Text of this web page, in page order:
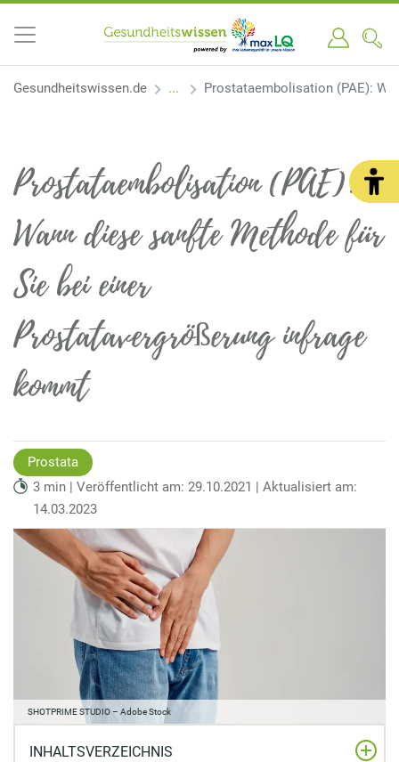
Gesundheitswissen.de Prostataembolisation (PAE):
Prostataembolisation (PAE):
Wann diese sanfte Methode für
Sie bei einer
Prostatavergrößerung infrage
kommt
Prostata
3 min | Veröffentlicht am: 29.10.2021 | Aktualisiert am:
14.03.2023
SHOTPRIME STUDIO – Adobe Stock
INHALTSVERZEICHNIS